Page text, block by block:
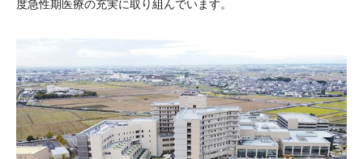
度急性期医療の充実に取り組んでいます。